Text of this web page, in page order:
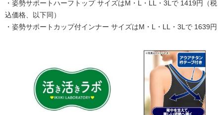
・姿勢サポートハーフトップ サイズはM・L・LL・3Lで 1419円（税
込価格、以下同）
・姿勢サポートカップ付インナー サイズはM・L・LL・3Lで 1639円